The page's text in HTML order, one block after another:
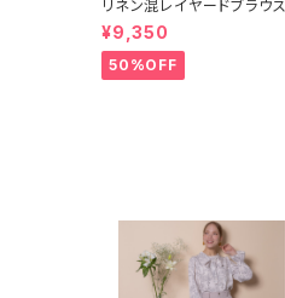
リネン混レイヤードブラウス
【8264109】
¥9,350
50%OFF